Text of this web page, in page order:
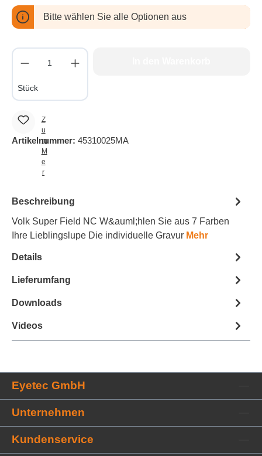
Bitte wählen Sie alle Optionen aus
Produkt Anzahl: Gib den gewünschten
Stück
Z
u
m
M
e
r
e
e
l
z
f
e
n
Artikelnummer: 45310025MA
Beschreibung
Volk Super Field NC W&auml;hlen Sie aus 7 Farben
Ihre Lieblingslupe Die individuelle Gravur Mehr
Details
Lieferumfang
Downloads
Videos
Eyetec GmbH
Unternehmen
Kundenservice